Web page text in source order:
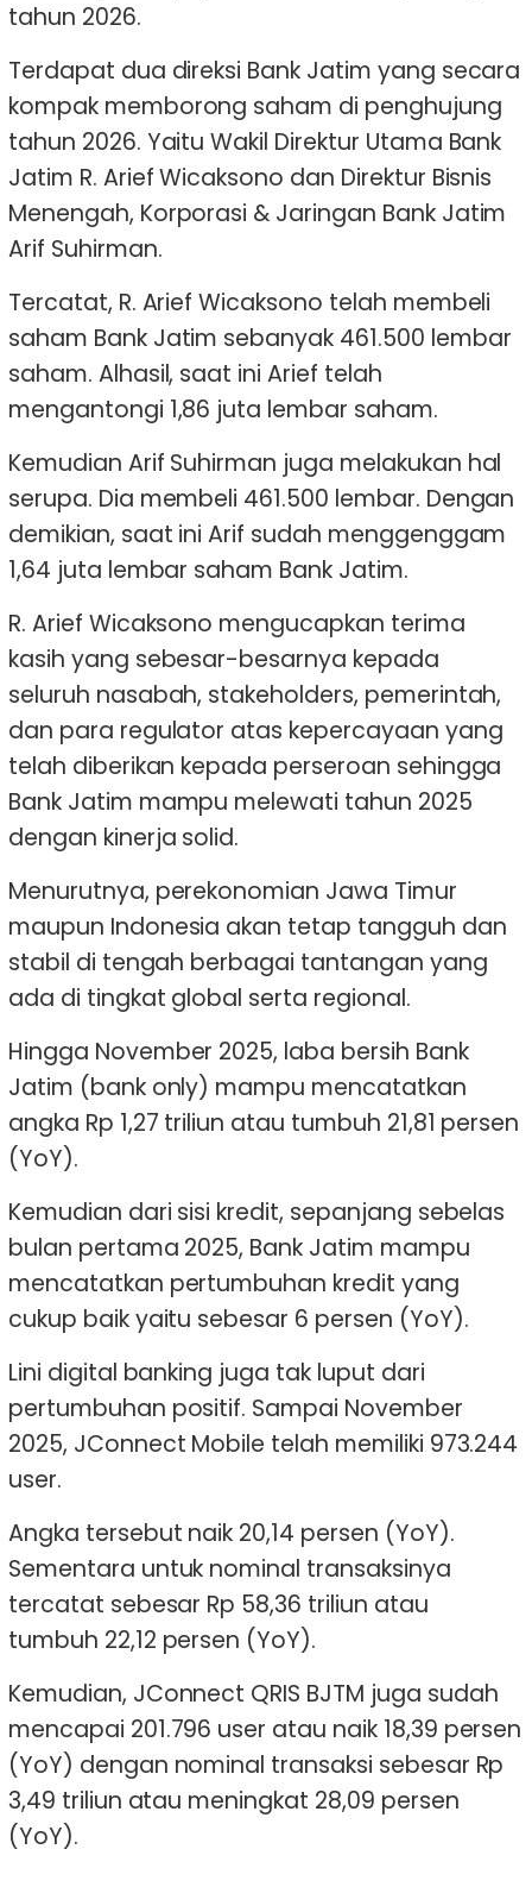
tahun 2026.
Terdapat dua direksi Bank Jatim yang secara
kompak memborong saham di penghujung
tahun 2026. Yaitu Wakil Direktur Utama Bank
Jatim R. Arief Wicaksono dan Direktur Bisnis
Menengah, Korporasi & Jaringan Bank Jatim
Arif Suhirman.
Tercatat, R. Arief Wicaksono telah membeli
saham Bank Jatim sebanyak 461.500 lembar
saham. Alhasil, saat ini Arief telah
mengantongi 1,86 juta lembar saham.
Kemudian Arif Suhirman juga melakukan hal
serupa. Dia membeli 461.500 lembar. Dengan
demikian, saat ini Arif sudah menggenggam
1,64 juta lembar saham Bank Jatim.
R. Arief Wicaksono mengucapkan terima
kasih yang sebesar-besarnya kepada
seluruh nasabah, stakeholders, pemerintah,
dan para regulator atas kepercayaan yang
telah diberikan kepada perseroan sehingga
Bank Jatim mampu melewati tahun 2025
dengan kinerja solid.
Menurutnya, perekonomian Jawa Timur
maupun Indonesia akan tetap tangguh dan
stabil di tengah berbagai tantangan yang
ada di tingkat global serta regional.
Hingga November 2025, laba bersih Bank
Jatim (bank only) mampu mencatatkan
angka Rp 1,27 triliun atau tumbuh 21,81 persen
(YoY).
Kemudian dari sisi kredit, sepanjang sebelas
bulan pertama 2025, Bank Jatim mampu
mencatatkan pertumbuhan kredit yang
cukup baik yaitu sebesar 6 persen (YoY).
Lini digital banking juga tak luput dari
pertumbuhan positif. Sampai November
2025, JConnect Mobile telah memiliki 973.244
user.
Angka tersebut naik 20,14 persen (YoY).
Sementara untuk nominal transaksinya
tercatat sebesar Rp 58,36 triliun atau
tumbuh 22,12 persen (YoY).
Kemudian, JConnect QRIS BJTM juga sudah
mencapai 201.796 user atau naik 18,39 persen
(YoY) dengan nominal transaksi sebesar Rp
3,49 triliun atau meningkat 28,09 persen
(YoY).